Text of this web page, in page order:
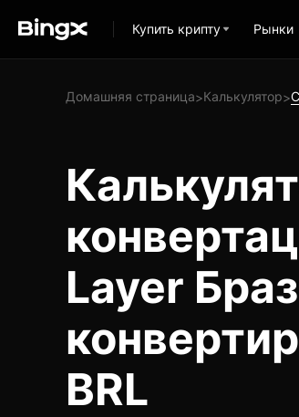
Купить крипту Рынки
Домашняя страница>Калькулятор>
Layer
BRL